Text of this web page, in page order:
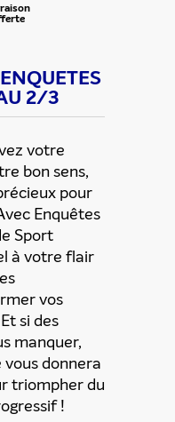
offre
2/3
votre
bon sens,
pour
Enquêtes
Sport
à votre flair
vos
si des
manquer,
donnera
triompher du
!